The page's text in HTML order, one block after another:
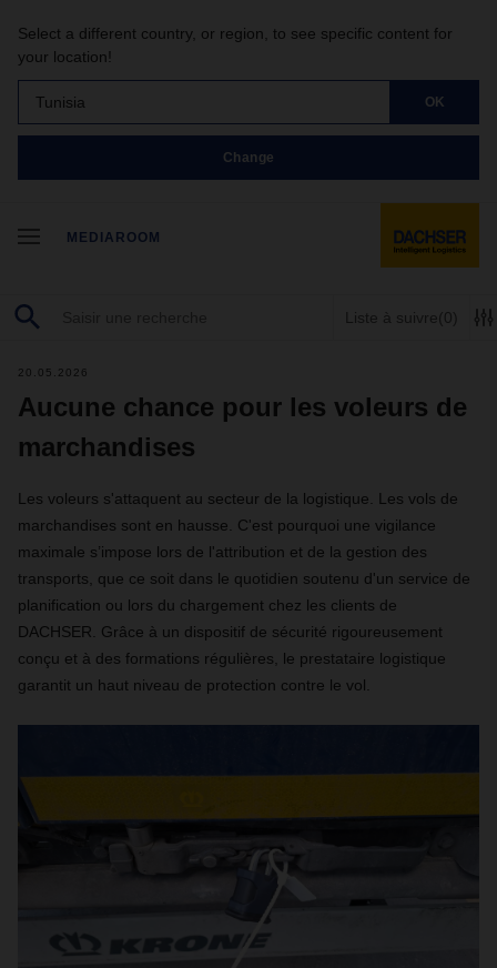
Select a different country, or region, to see specific content for
your location!
Tunisia OK
Change
MEDIAROOM
Liste à suivre(0)
20.05.2026
Aucune chance pour les voleurs de
marchandises
Les voleurs s'attaquent au secteur de la logistique. Les vols de
marchandises sont en hausse. C'est pourquoi une vigilance
maximale s’impose lors de l'attribution et de la gestion des
transports, que ce soit dans le quotidien soutenu d'un service de
planification ou lors du chargement chez les clients de
DACHSER. Grâce à un dispositif de sécurité rigoureusement
conçu et à des formations régulières, le prestataire logistique
garantit un haut niveau de protection contre le vol.